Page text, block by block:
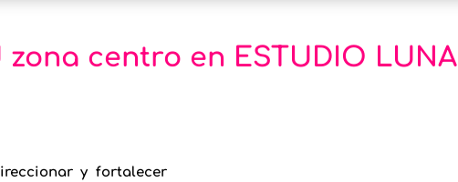
centro en ESTUDIO LUNA
y fortalecer